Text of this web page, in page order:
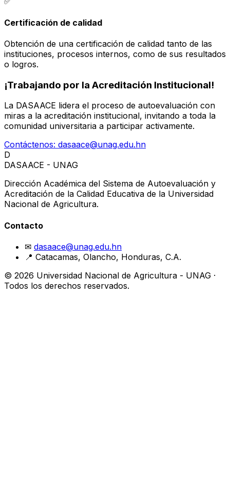
Certificación de calidad
Obtención de una certificación de calidad tanto de las
instituciones, procesos internos, como de sus resultados
o logros.
¡Trabajando por la Acreditación Institucional!
La DASAACE lidera el proceso de autoevaluación con
miras a la acreditación institucional, invitando a toda la
comunidad universitaria a participar activamente.
Contáctenos: dasaace@unag.edu.hn
D
DASAACE - UNAG
Dirección Académica del Sistema de Autoevaluación y
Acreditación de la Calidad Educativa de la Universidad
Nacional de Agricultura.
Contacto
✉ dasaace@unag.edu.hn
📍 Catacamas, Olancho, Honduras, C.A.
© 2026 Universidad Nacional de Agricultura - UNAG ·
Todos los derechos reservados.